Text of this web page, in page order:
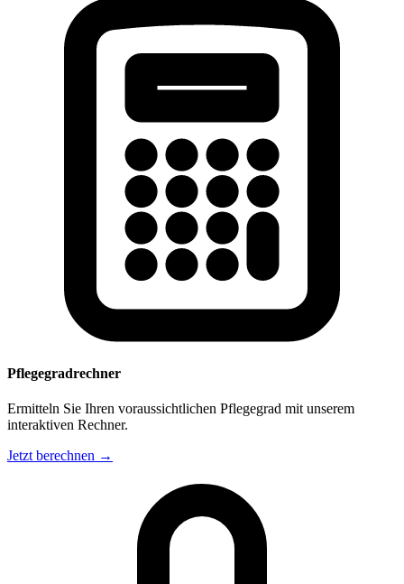
Pflegegradrechner
Ermitteln Sie Ihren voraussichtlichen Pflegegrad mit unserem
interaktiven Rechner.
Jetzt berechnen →